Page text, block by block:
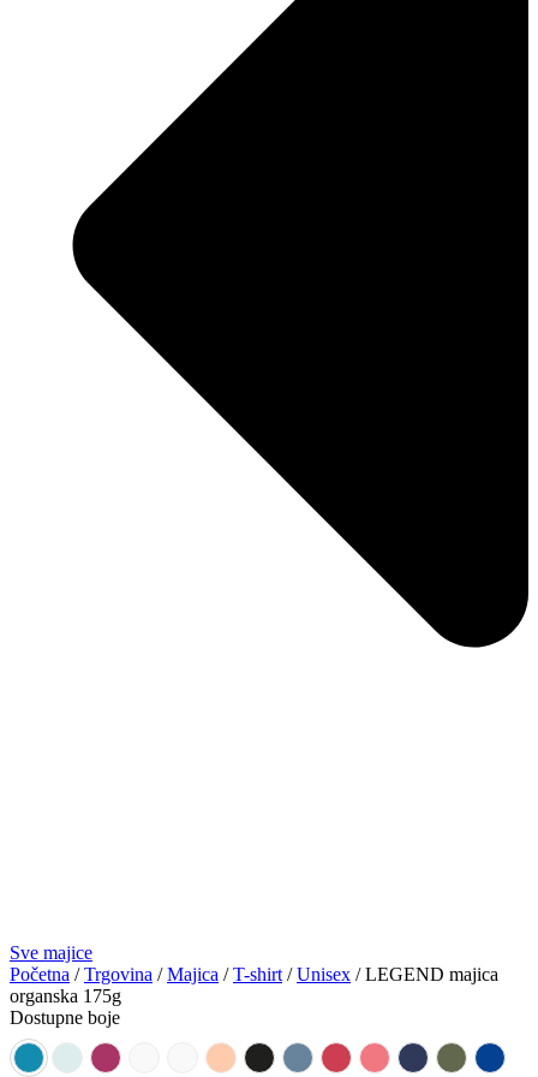
Sve majice
Početna /Trgovina /Majica /T-shirt /Unisex / LEGEND majica
organska 175g
Dostupne boje